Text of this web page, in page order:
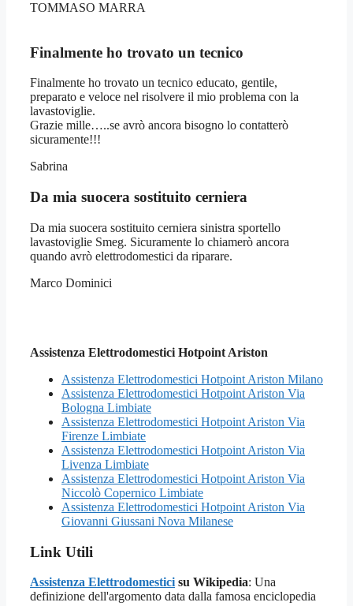
TOMMASO MARRA
Finalmente ho trovato un tecnico
Finalmente ho trovato un tecnico educato, gentile,
preparato e veloce nel risolvere il mio problema con la
lavastoviglie.
Grazie mille…..se avrò ancora bisogno lo contatterò
sicuramente!!!
Sabrina
Da mia suocera sostituito cerniera
Da mia suocera sostituito cerniera sinistra sportello
lavastoviglie Smeg. Sicuramente lo chiamerò ancora
quando avrò elettrodomestici da riparare.
Marco Dominici
Assistenza Elettrodomestici Hotpoint Ariston
Assistenza Elettrodomestici Hotpoint Ariston Milano
Assistenza Elettrodomestici Hotpoint Ariston Via
Bologna Limbiate
Assistenza Elettrodomestici Hotpoint Ariston Via
Firenze Limbiate
Assistenza Elettrodomestici Hotpoint Ariston Via
Livenza Limbiate
Assistenza Elettrodomestici Hotpoint Ariston Via
Niccolò Copernico Limbiate
Assistenza Elettrodomestici Hotpoint Ariston Via
Giovanni Giussani Nova Milanese
Link Utili
Assistenza Elettrodomestici su Wikipedia: Una
definizione dell'argomento data dalla famosa enciclopedia